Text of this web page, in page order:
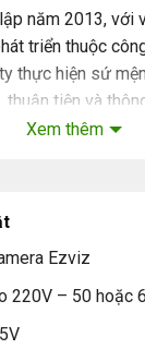
năm 2013, với
triển thuộc
thực hiện sứ
thuận tiện và
bị nhà thông
là camera an
chính thức trở
động chủ yếu
Xem thêm
Ezviz
220V – 50 hoặc